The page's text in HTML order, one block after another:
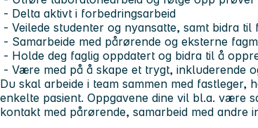
- Delta aktivt i forbedringsarbeid
- Veilede studenter og nyansatte, samt bidra
- Samarbeide med pårørende og eksterne
- Holde deg faglig oppdatert og bidra til å
- Være med på å skape et trygt, inkluderende
Du skal arbeide i team sammen med
enkelte pasient. Oppgavene dine vil bl.a. være
kontakt med pårørende, samarbeid med andre